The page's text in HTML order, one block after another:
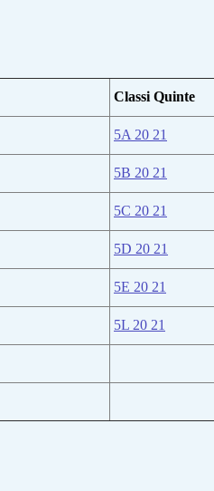
Classi Quinte
5A 20 21
5B 20 21
5C 20 21
5D 20 21
5E 20 21
5L 20 21